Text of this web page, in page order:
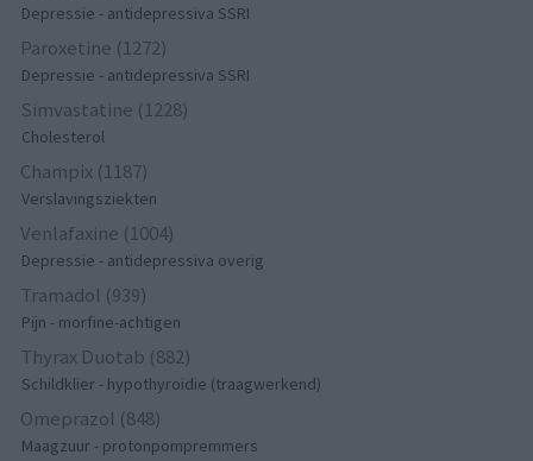
Depressie - antidepressiva SSRI
Paroxetine (1272)
Depressie - antidepressiva SSRI
Simvastatine (1228)
Cholesterol
Champix (1187)
Verslavingsziekten
Venlafaxine (1004)
Depressie - antidepressiva overig
Tramadol (939)
Pijn - morfine-achtigen
Thyrax Duotab (882)
Schildklier - hypothyroidie (traagwerkend)
Omeprazol (848)
Maagzuur - protonpompremmers